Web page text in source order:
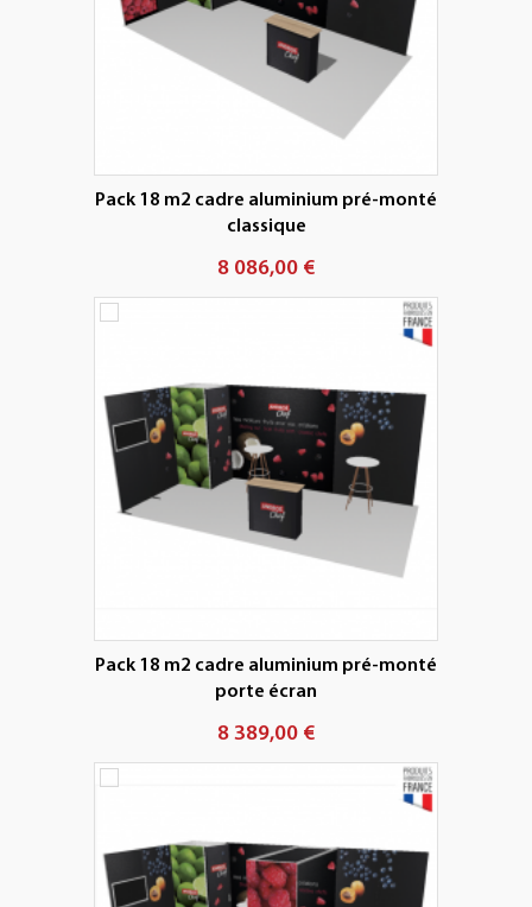
Pack 18 m2 cadre aluminium pré-monté
classique
8 086,00 €
Pack 18 m2 cadre aluminium pré-monté
porte écran
8 389,00 €